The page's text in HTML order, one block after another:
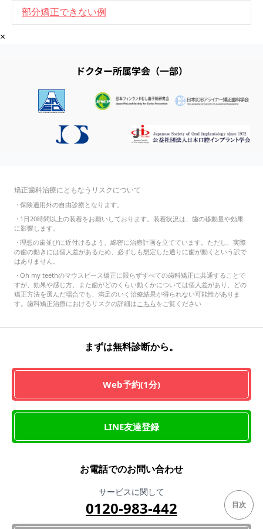
部分矯正できない例
×
目次
ドクター所属学会（一部）
矯正歯科治療にともなうリスクについて
・保険適用外の自由診療となります。
・ 1日20時間以上の装着をお願いしております。装着状況は、歯の移動量や効果
に影響します。
・理想の歯並びに近付けるよう、綿密に治療計画を立てています。ただし、実際
の歯の動きには個人差があるため、必ずしも想定した通りに歯が動くという訳で
はありません。
・Oh my teethのマウスピース矯正に限らずすべての歯科矯正に共通することで
すが、効果や感じ方、また歯がどのくらい動くかについては個人差があり、どの
矯正方法を選んだ場合でも、満足のいく治療結果が得られない可能性がありま
す。歯科矯正治療におけるリスクの詳細は こちらをご覧ください
まずは無料診断から。
Web予約(1分)
LINE友達登録
お電話でのお問い合わせ
サービスに関して
0120-983-442